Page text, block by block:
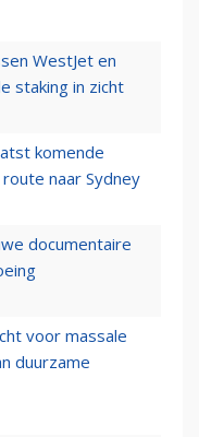
WestJet en
staking in zicht
komende
naar Sydney
documentaire
voor massale
duurzame